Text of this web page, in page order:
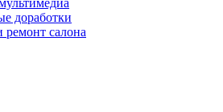
доработки
ремонт салона